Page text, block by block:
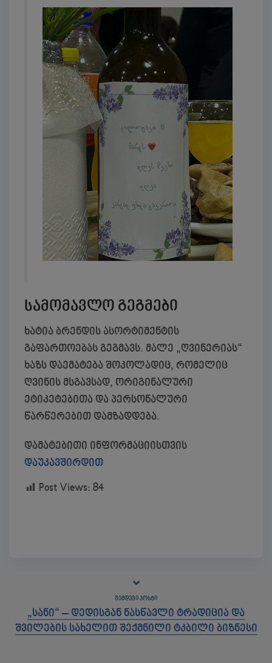
სამომავლო გეგმები
ხატია ბრენდის ასორტიმენტის
გაფართოებას გეგმავს. მალე „ღვინერიას“
ხაზს დაემატება შოკოლადიც, რომელიც
ღვინის მსგავსად, ორიგინალური
ეტიკეტებითა და პერსონალური
წარწერებით დამზადდება.
დამატებითი ინფორმაციისთვის
დაუკავშირდით
Post Views: 84
ᲨᲔᲛᲓᲔᲒᲘ ᲞᲝᲡᲢᲘ
„სანი“ – დედისგან ნასწავლი ტრადიცია და
შვილების სახელით შექმნილი ტკბილი ბიზნესი